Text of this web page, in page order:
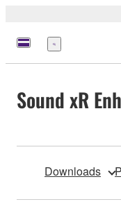
Menu
Sound xR
Downloads